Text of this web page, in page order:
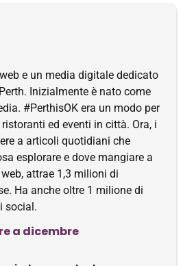
e un media digitale dedicato
Inizialmente è nato come
#PerthisOK era un modo per
ed eventi in città. Ora, i
a articoli quotidiani che
esplorare e dove mangiare a
attrae 1,3 milioni di
Ha anche oltre 1 milione di
social.
a dicembre